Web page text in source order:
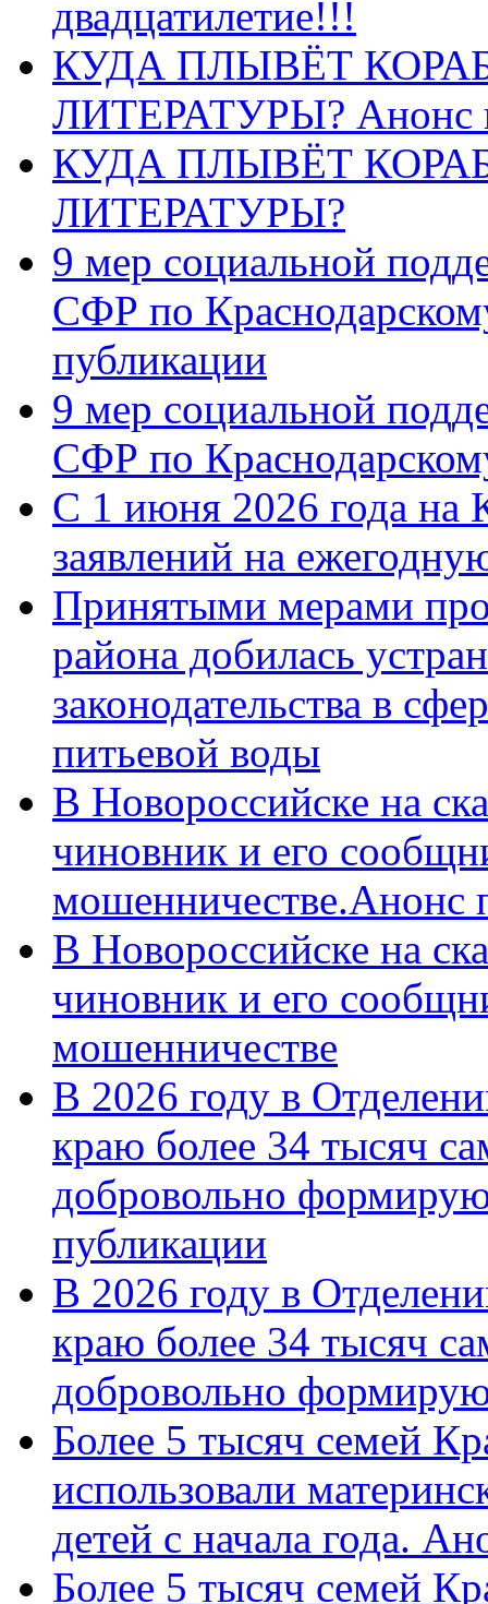
двадцатилетие!!!
КУДА ПЛЫВЁТ
ЛИТЕРАТУРЫ? Анонс
КУДА ПЛЫВЁТ
ЛИТЕРАТУРЫ?
9 мер социальной
СФР по
публикации
9 мер социальной
СФР по
С 1 июня 2026 года на
заявлений на
Принятыми мерами
района добилась
законодательства в
питьевой воды
В Новороссийске на
чиновник и его
мошенничестве.Анонс
В Новороссийске на
чиновник и его
мошенничестве
В 2026 году в
краю более 34 тысяч
добровольно
публикации
В 2026 году в
краю более 34 тысяч
добровольно
Более 5 тысяч семей
использовали
детей с начала года.
Более 5 тысяч семей